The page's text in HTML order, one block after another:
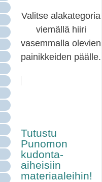
Valitse alakategoria
viemällä hiiri
vasemmalla olevien
painikkeiden päälle.
Tutustu
Punomon
kudonta-
aiheisiin
materiaaleihin!